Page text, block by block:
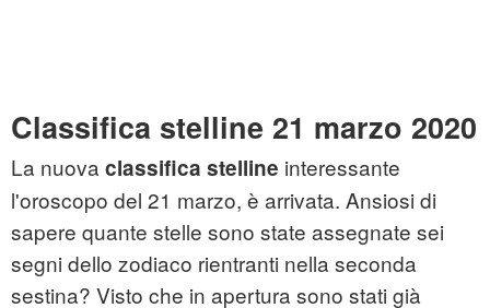
Classifica stelline 21 marzo 2020
La nuova classifica stelline interessante
l'oroscopo del 21 marzo, è arrivata. Ansiosi di
sapere quante stelle sono state assegnate sei
segni dello zodiaco rientranti nella seconda
sestina? Visto che in apertura sono stati già